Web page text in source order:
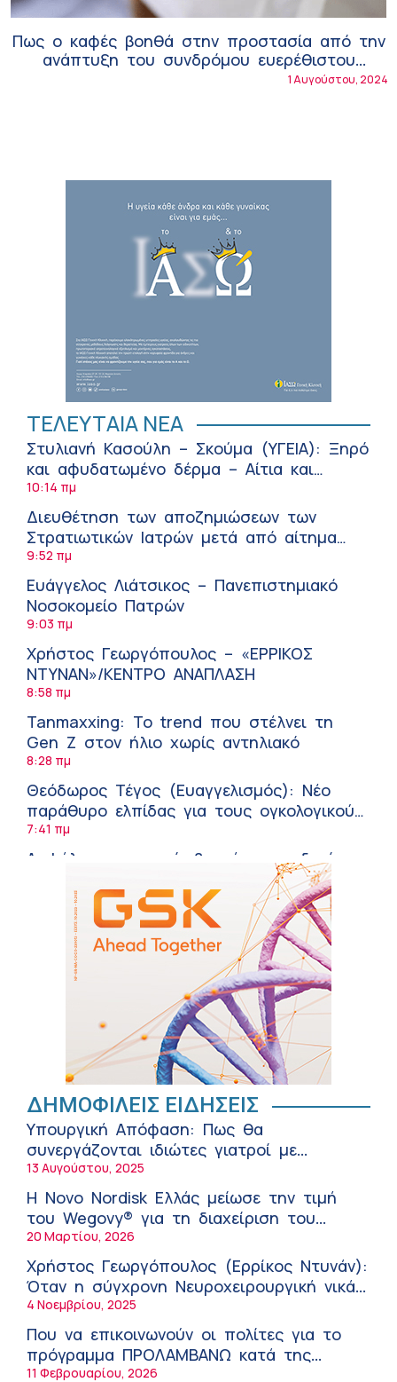
Πως ο καφές βοηθά στην προστασία από την
ανάπτυξη του συνδρόμου ευερέθιστου
1 Αυγούστου, 2024
ΤΕΛΕΥΤΑΙΑ ΝΕΑ
Στυλιανή Κασούλη – Σκούμα (ΥΓΕΙΑ): Ξηρό
και αφυδατωμένο δέρμα – Αίτια και
αντιμετώπιση
10:14 πμ
Διευθέτηση των αποζημιώσεων των
Στρατιωτικών Ιατρών μετά από αίτημα
του ΙΣΑ
9:52 πμ
Ευάγγελος Λιάτσικος – Πανεπιστημιακό
Νοσοκομείο Πατρών
9:03 πμ
Χρήστος Γεωργόπουλος – «ΕΡΡΙΚΟΣ
ΝΤΥΝΑΝ»/ΚΕΝΤΡΟ ΑΝΑΠΛΑΣΗ
8:58 πμ
Tanmaxxing: To trend που στέλνει τη
Gen Z στον ήλιο χωρίς αντηλιακό
8:28 πμ
Θεόδωρος Τέγος (Ευαγγελισμός): Νέο
παράθυρο ελπίδας για τους ογκολογικούς
ασθενείς μέσω κλινικών δοκιμών
7:41 πμ
Ασφάλεια στο νερό: 8 χρήσιμες οδηγίες
από τον Ελληνικό Ερυθρό Σταυρό
Μαρίνα Ραυτοπούλου (ΙΑΤΡΙΚΟ ΚΕΝΤΡΟ):
Εκπαίδευση στον διαβήτη – Ένας πυλώνας
της σύγχρονης φροντίδας
Αθανάσιος Μανώλης (Metropolitan
Hospital): Καρδιοπαθείς και καλοκαίρι –
Διακοπές με ασφάλεια
Ειρήνη Ζίγκιρη (Ερρίκος Ντυνάν): H
θερμική καταπόνηση στους ηλικιωμένους
εργαζόμενους
6:11 πμ
Σύσκεψη στον ΕΟΦ για την ομαλή
λειτουργία της εφοδιαστικής αλυσίδας
των φαρμάκων στη διάρκεια του
καλοκαιριού
12:08 μμ
Μιχάλης Τάτσης, Insurance & Healthcare
Analyst, διευθυντής Επιχειρηματικής
Ανάπτυξης Ομίλου HHG
11:54 πμ
Kavita Patel: Ένα στα πέντε καινοτόμα
φάρμακα φτάνει τελικά στην Ελλάδα
9:21 πμ
Υπάρχει τελικά «δίαιτα θυρεοειδούς»; Τι
λέει η επιστήμη για τη διατροφή και τα
7:38 πμ
ΔΗΜΟΦΙΛΕΙΣ ΕΙΔΗΣΕΙΣ
Υπουργική Απόφαση: Πως θα
συνεργάζονται ιδιώτες γιατροί με
νοσοκομεία του δημοσίου συστήματος
υγείας
13 Αυγούστου, 2025
Η Novo Nordisk Ελλάς μείωσε την τιμή
του Wegovy® για τη διαχείριση του
βάρους
20 Μαρτίου, 2026
Χρήστος Γεωργόπουλος (Ερρίκος Ντυνάν):
Όταν η σύγχρονη Νευροχειρουργική νικά
το φόβο!
4 Νοεμβρίου, 2025
Που να επικοινωνούν οι πολίτες για το
πρόγραμμα ΠΡΟΛΑΜΒΑΝΩ κατά της
παχυσαρκίας
11 Φεβρουαρίου, 2026